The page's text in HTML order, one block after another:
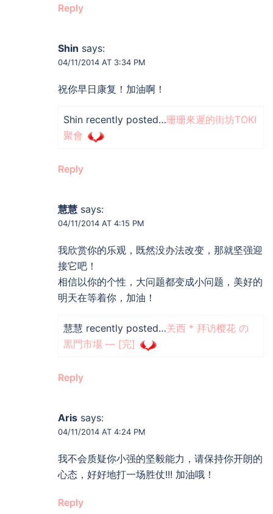
Reply
Shin says:
04/11/2014 AT 3:34 PM
祝你早日康复！加油啊！
Shin recently posted…珊珊來遲的街坊TOKI
聚會
Reply
慧慧 says:
04/11/2014 AT 4:15 PM
我欣赏你的乐观，既然没办法改变，那就坚强迎
接它吧！
相信以你的个性，大问题都变成小问题，美好的
明天在等着你，加油！
慧慧 recently posted…关西 * 拜访樱花 の
黒門市場 — [完]
Reply
Aris says:
04/11/2014 AT 4:24 PM
我不会质疑你小强的坚毅能力，请保持你开朗的
心态，好好地打一场胜仗!!! 加油哦！
Reply